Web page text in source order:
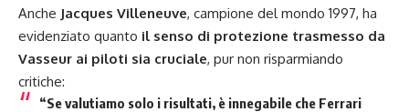
Anche Jacques Villeneuve, campione del mondo 1997, ha
evidenziato quanto il senso di protezione trasmesso da
Vasseur ai piloti sia cruciale, pur non risparmiando
critiche:
“Se valutiamo solo i risultati, è innegabile che Ferrari